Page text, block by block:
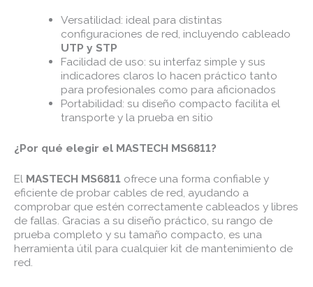
Versatilidad: ideal para distintas
configuraciones de red, incluyendo cableado
UTP y STP
Facilidad de uso: su interfaz simple y sus
indicadores claros lo hacen práctico tanto
para profesionales como para aficionados
Portabilidad: su diseño compacto facilita el
transporte y la prueba en sitio
¿Por qué elegir el MASTECH MS6811?
El MASTECH MS6811 ofrece una forma confiable y
eficiente de probar cables de red, ayudando a
comprobar que estén correctamente cableados y libres
de fallas. Gracias a su diseño práctico, su rango de
prueba completo y su tamaño compacto, es una
herramienta útil para cualquier kit de mantenimiento de
red.